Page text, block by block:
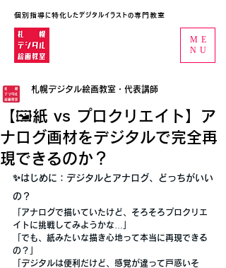
ME
NU
個別指導に特化したデジタルイラストの専門教室
【🖼️紙 vs プロクリエイト】ア
ナログ画材をデジタルで完全再
現できるのか？
札幌デジタル絵画教室・代表講師
✨はじめに：デジタルとアナログ、どっちがいい
の？
「アナログで描いていたけど、そろそろプロクリエ
イトに挑戦してみようかな…」
「でも、紙みたいな描き心地って本当に再現できる
の？」
「デジタルは便利だけど、感覚が違って戸惑いそ